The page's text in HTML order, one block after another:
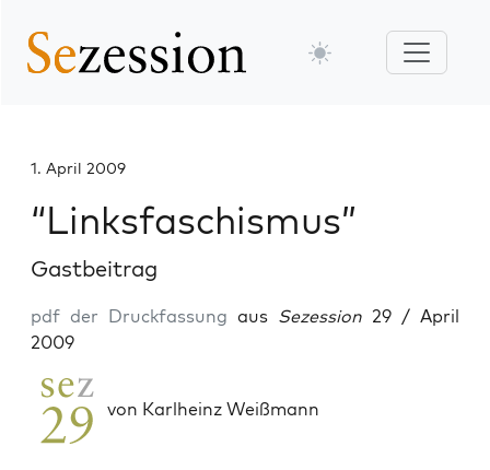
1. April 2009
“Linksfaschismus”
Gastbeitrag
pdf der Druckfassung aus Sezession 29 / April
2009
von Karlheinz Weißmann